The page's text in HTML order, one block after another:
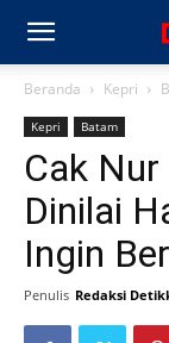
Beranda Kepri
Kepri Batam
Cak
Dinilai
Ingin
Penulis Redaksi